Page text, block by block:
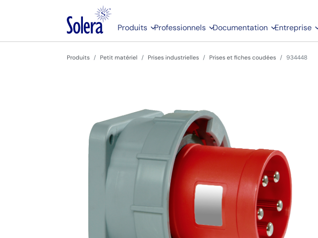
Produits Professionnels Documentation Entreprise
Produits Petit matériel Prises industrielles Prises et fiches coudées 934448